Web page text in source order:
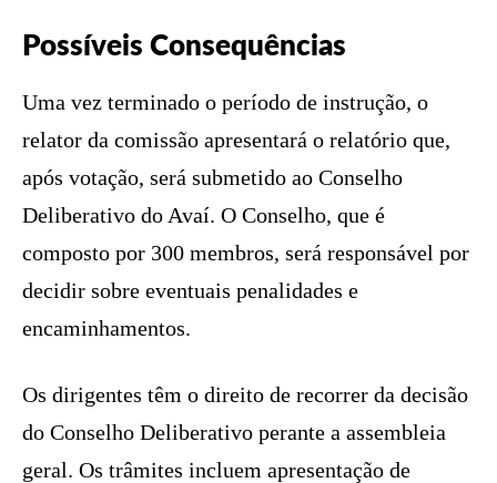
Possíveis Consequências
Uma vez terminado o período de instrução, o
relator da comissão apresentará o relatório que,
após votação, será submetido ao Conselho
Deliberativo do Avaí. O Conselho, que é
composto por 300 membros, será responsável por
decidir sobre eventuais penalidades e
encaminhamentos.
Os dirigentes têm o direito de recorrer da decisão
do Conselho Deliberativo perante a assembleia
geral. Os trâmites incluem apresentação de